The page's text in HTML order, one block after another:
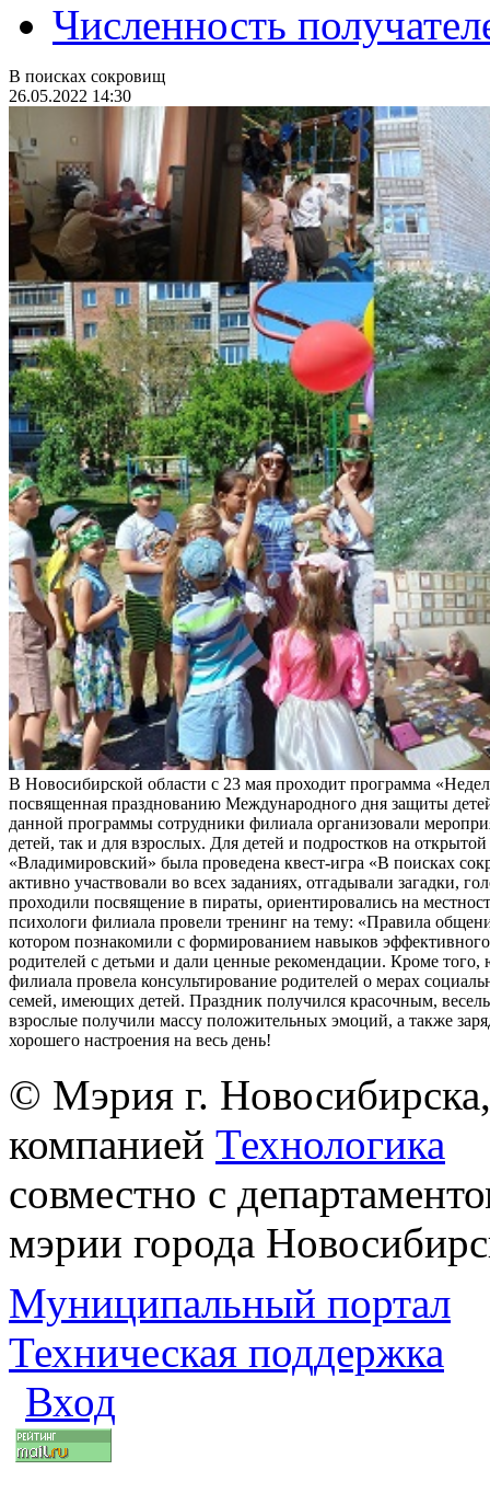
Численность
В поисках сокровищ
26.05.2022 14:30
В Новосибирской области с 23 мая проходит программа
посвященная празднованию Международного дня защиты
данной программы сотрудники филиала организовали
детей, так и для взрослых. Для детей и подростков на
«Владимировский» была проведена квест-игра «В поисках
активно участвовали во всех заданиях, отгадывали загадки,
проходили посвящение в пираты, ориентировались на
психологи филиала провели тренинг на тему: «Правила
котором познакомили с формированием навыков
родителей с детьми и дали ценные рекомендации. Кроме того,
филиала провела консультирование родителей о мерах
семей, имеющих детей. Праздник получился красочным,
взрослые получили массу положительных эмоций, а также
хорошего настроения на весь день!
© Мэрия г.
компанией Технологика
совместно с
мэрии города
Муниципальный портал
Техническая поддержка
Вход